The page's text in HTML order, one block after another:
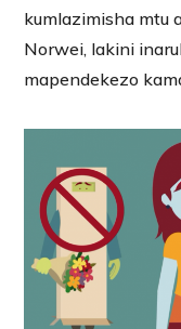
kumlazimisha mtu
Norwei, lakini
mapendekezo